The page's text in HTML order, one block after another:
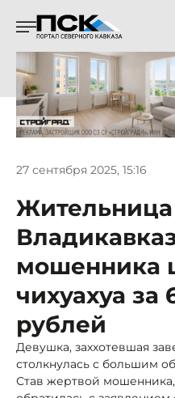
27 сентября 2025, 15:16
Жительница
мошенника
чихуахуа за
рублей
Девушка, заххотевшая
столкнулась с большим
Став жертвой